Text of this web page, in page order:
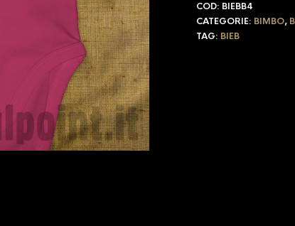
COD: BIEBB4
CATEGORIE: BIMBO,
TAG: BIEB